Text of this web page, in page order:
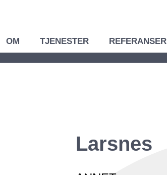
OM TJENESTER REFERANSER
Larsnes